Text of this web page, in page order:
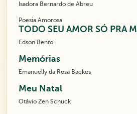
Isadora Bernardo de Abreu
Poesia Amorosa
TODO SEU AMOR SÓ PRA
Edson Bento
Memórias
Emanuelly da Rosa Backes
Meu Natal
Otávio Zen Schuck